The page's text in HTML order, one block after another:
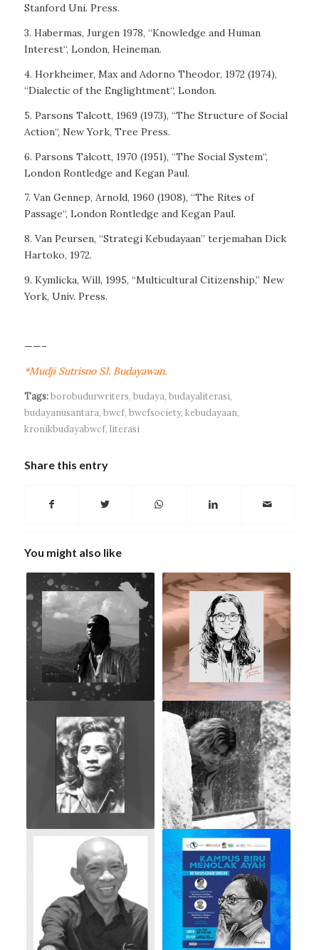
Stanford Uni. Press.
3. Habermas, Jurgen 1978, “Knowledge and Human
Interest“, London, Heineman.
4. Horkheimer, Max and Adorno Theodor, 1972 (1974),
“Dialectic of the Englightment“, London.
5. Parsons Talcott, 1969 (1973), “The Structure of Social
Action“, New York, Tree Press.
6. Parsons Talcott, 1970 (1951), “The Social System“,
London Rontledge and Kegan Paul.
7. Van Gennep, Arnold, 1960 (1908), “The Rites of
Passage“, London Rontledge and Kegan Paul.
8. Van Peursen, “Strategi Kebudayaan” terjemahan Dick
Hartoko, 1972.
9. Kymlicka, Will, 1995, “Multicultural Citizenship,” New
York, Univ. Press.
——–
*Mudji Sutrisno SJ. Budayawan.
Tags: borobudurwriters, budaya, budayaliterasi,
budayanusantara, bwcf, bwcfsociety, kebudayaan,
kronikbudayabwcf, literasi
Share this entry
You might also like